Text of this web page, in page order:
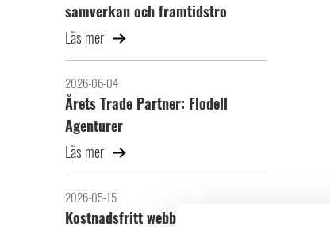
samverkan och framtidstro
Läs mer
2026-06-04
Årets Trade Partner: Flodell
Agenturer
Läs mer
2026-05-15
Kostnadsfritt webbinarium: Bygg